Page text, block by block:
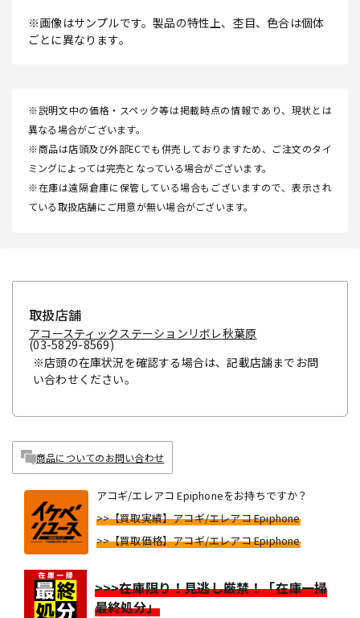
※画像はサンプルです。製品の特性上、杢目、色合は個体
ごとに異なります。
※説明文中の価格・スペック等は掲載時点の情報であり、現状とは
異なる場合がございます。
※商品は店頭及び外部ECでも併売しておりますため、ご注文のタイ
ミングによっては完売となっている場合がございます。
※在庫は遠隔倉庫に保管している場合もございますので、表示され
ている取扱店舗にご用意が無い場合がございます。
取扱店舗
アコースティックステーションリボレ秋葉原
(03-5829-8569)
※店頭の在庫状況を確認する場合は、記載店舗までお問
い合わせください。
商品についてのお問い合わせ
アコギ/エレアコ Epiphoneをお持ちですか？
>>【買取実績】アコギ/エレアコ Epiphone
>>【買取価格】アコギ/エレアコ Epiphone
>>>在庫限り！見逃し厳禁！「在庫一掃
最終処分」